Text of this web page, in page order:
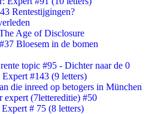
Rentestijgingen?
Age of Disclosure
Bloesem in de bomen
topic #95 - Dichter naar de 0
Expert #143 (9 letters)
die inreed op betogers in München
expert (7lettereditie) #50
# 75 (8 letters)